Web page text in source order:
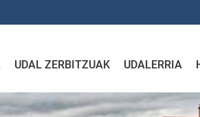
UDAL ZERBITZUAK UDALERRIA